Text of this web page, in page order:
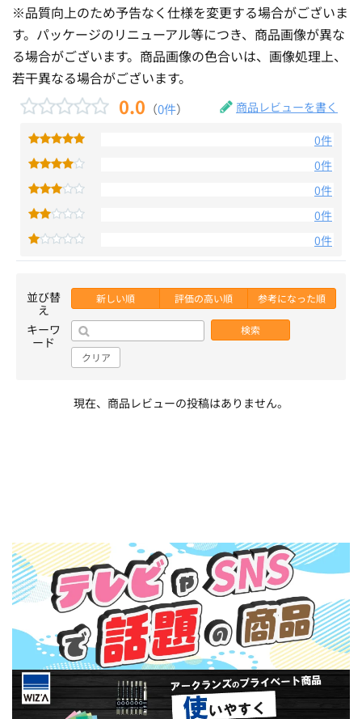
※品質向上のため予告なく仕様を変更する場合がございま
す。パッケージのリニューアル等につき、商品画像が異な
る場合がございます。商品画像の色合いは、画像処理上、
若干異なる場合がございます。
0.0 （0件） 商品レビューを書く
0件
0件
0件
0件
0件
並び替
え
新しい順 評価の高い順 参考になった順
キーワ
ード
検索
クリア
現在、商品レビューの投稿はありません。